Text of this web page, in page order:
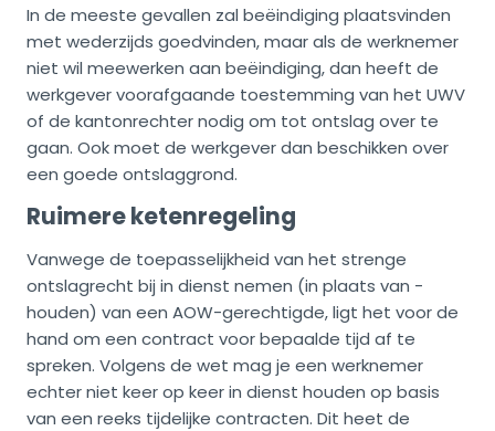
In de meeste gevallen zal beëindiging plaatsvinden
met wederzijds goedvinden, maar als de werknemer
niet wil meewerken aan beëindiging, dan heeft de
werkgever voorafgaande toestemming van het UWV
of de kantonrechter nodig om tot ontslag over te
gaan. Ook moet de werkgever dan beschikken over
een goede ontslaggrond.
Ruimere ketenregeling
Vanwege de toepasselijkheid van het strenge
ontslagrecht bij in dienst nemen (in plaats van -
houden) van een AOW-gerechtigde, ligt het voor de
hand om een contract voor bepaalde tijd af te
spreken. Volgens de wet mag je een werknemer
echter niet keer op keer in dienst houden op basis
van een reeks tijdelijke contracten. Dit heet de